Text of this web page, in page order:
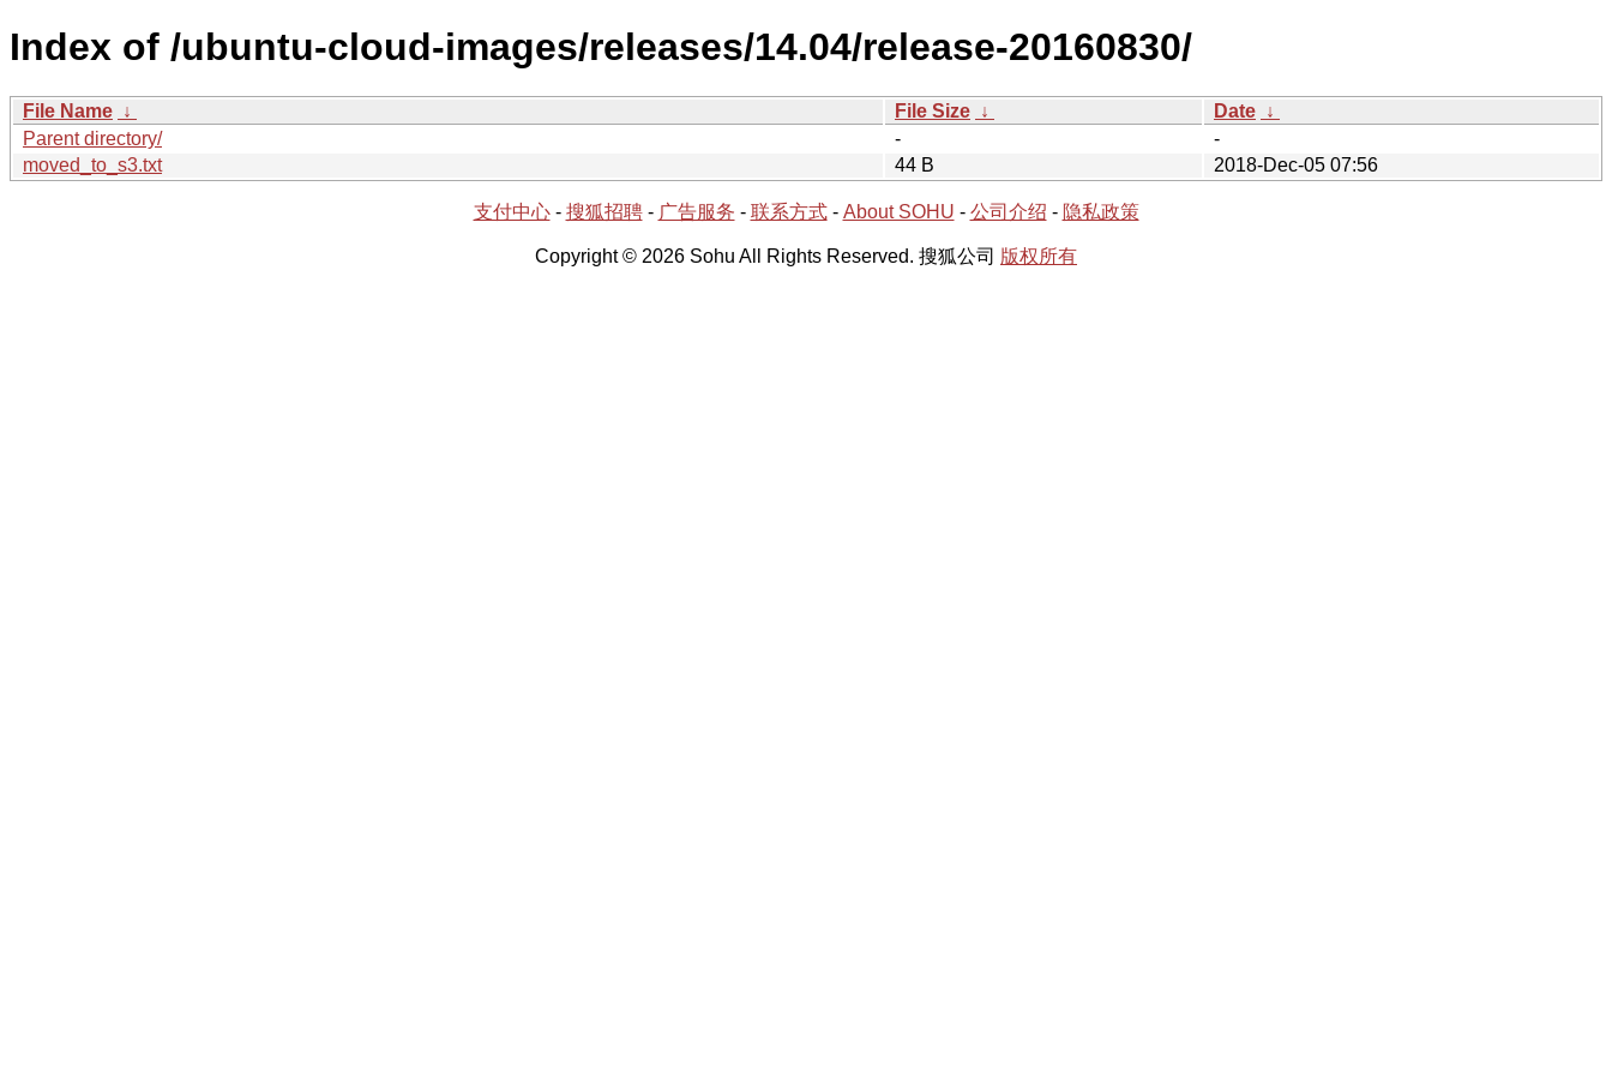
Index of /ubuntu-cloud-images/releases/14.04/release-20160830/
File Name ↓ File Size ↓ Date ↓
Parent directory/
-
-
moved_to_s3.txt
44 B 2018-Dec-05 07:56
支付中心- 搜狐招聘- 广告服务 - 联系方式- About SOHU - 公司介绍 - 隐私政策
Copyright © 2026 Sohu All Rights Reserved. 搜狐公司 版权所有